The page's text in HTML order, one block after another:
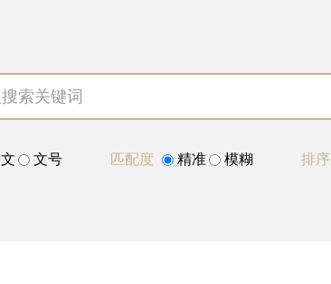
文号 匹配度 精准 模糊 排序